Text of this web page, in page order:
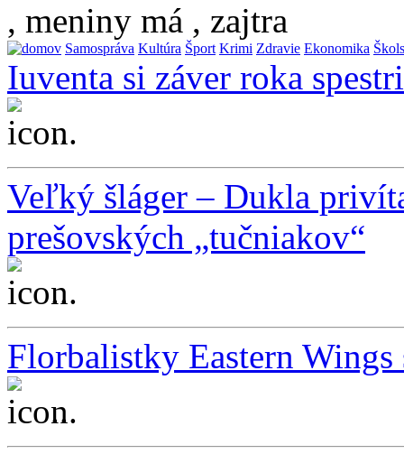
, meniny má , zajtra
Samospráva Kultúra Šport Krimi Zdravie Ekonomika
Iuventa si záver roka
...
Veľký šláger – Dukla
prešovských „tučniakov“
...
Florbalistky Eastern
...